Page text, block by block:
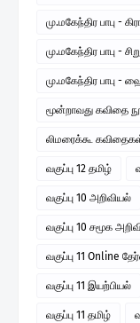
மு.மகேந்திர பாபு -
மு.மகேந்திர பாபு -
மு.மகேந்திர பாபு -
மூன்றாவது கவிதை
லிமரைக்கூ கவிதைகள்
வகுப்பு 12 தமிழ்
வகுப்பு 10 அறிவியல்
வகுப்பு 10 சமூக
வகுப்பு 11 Online
வகுப்பு 11 இயற்பியல்
வகுப்பு 11 தமிழ்